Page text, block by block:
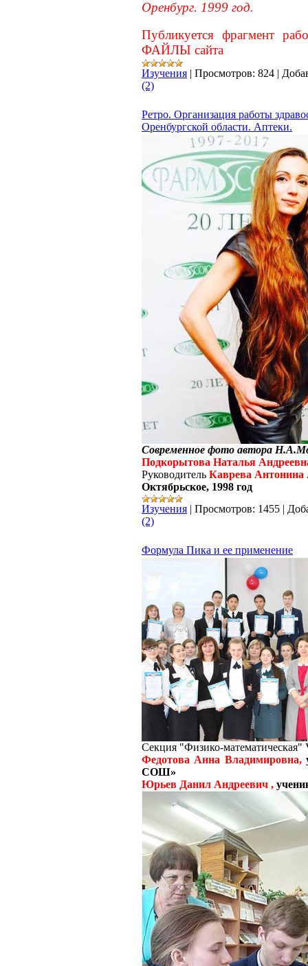
Оренбург. 1999 год.
Публикуется фрагмент
ФАЙЛЫ сайта
Изучения | Просмотров: 824 |
(2)
Ретро. Организация работы
Оренбургской области. Аптеки.
Современное фото автора
Подкорытова Наталья
Руководитель Каврева Антонина
Октябрьское, 1998 год
Изучения | Просмотров: 1455 |
(2)
Формула Пика и ее применение
Секция "Физико-
Федотова Анна Владимировна,
СОШ»
Юрьев Данил Андреевич ,